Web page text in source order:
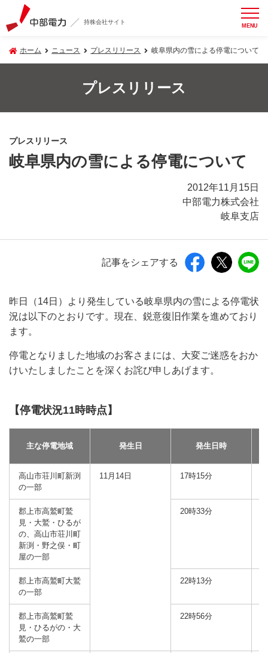
持株会社サイト MENU
ホーム ニュース プレスリリース 岐阜県内の雪による停電について
プレスリリース
プレスリリース
岐阜県内の雪による停電について
2012年11月15日
中部電力株式会社
岐阜支店
記事をシェアする
昨日（14日）より発生している岐阜県内の雪による停電状
況は以下のとおりです。現在、鋭意復旧作業を進めており
ます。
停電となりました地域のお客さまには、大変ご迷惑をおか
けいたしましたことを深くお詫び申しあげます。
【停電状況11時時点】
主な停電地域 発生日 発生日時
高山市荘川町新渕
の一部
11月14日 17時15分
郡上市高鷲町鷲
見・大鷲・ひるが
の、高山市荘川町
新渕・野之俣・町
屋の一部
20時33分
郡上市高鷲町大鷲
の一部
22時13分
郡上市高鷲町鷲
見・ひるがの・大
鷲の一部
22時56分